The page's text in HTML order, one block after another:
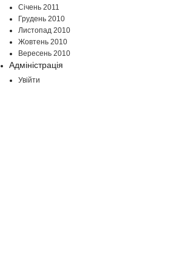
Січень 2011
Грудень 2010
Листопад 2010
Жовтень 2010
Вересень 2010
Адміністрація
Увійти